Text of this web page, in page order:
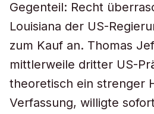
Gegenteil: Recht
Louisiana der US-
zum Kauf an. Thomas
mittlerweile dritter US-
theoretisch ein strenger
Verfassung, willigte